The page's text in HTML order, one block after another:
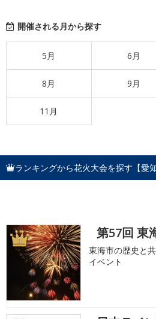
開催される月から探す
5月 6月
8月 9月
11月
ランキングから花火大会を探す【愛知
1 第57回 東
東海市の歴史と
イベント